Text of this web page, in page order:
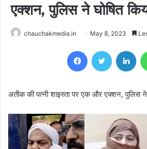
एक्शन, पुलिस ने घोषित
chauchakmedia.in May 8, 2023
FacebookTwitter
अतीक की पत्नी शाइस्ता पर एक और एक्शन, पुलिस ने